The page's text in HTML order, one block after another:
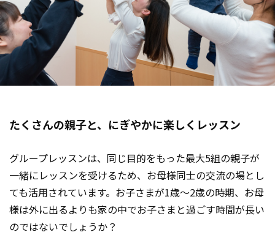
たくさんの親子と、にぎやかに楽しくレッスン
グループレッスンは、同じ目的をもった最大5組の親子が
一緒にレッスンを受けるため、お母様同士の交流の場とし
ても活用されています。お子さまが1歳～2歳の時期、お母
様は外に出るよりも家の中でお子さまと過ごす時間が長い
のではないでしょうか？